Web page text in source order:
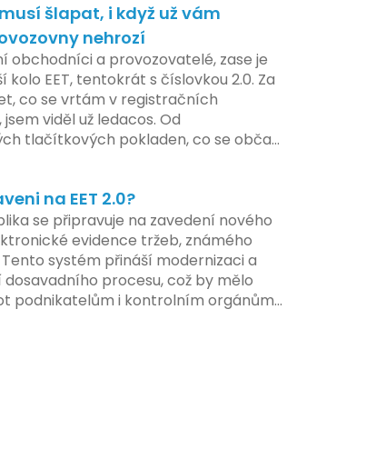
systémů a rozšíření podpory pro
přičemž všechny potřebné
měly být dostupné k testování v
programu. Druhá fáze, plánovaná
následujícího roku, je zaměřena
uživatelů, včetně přípravy
pro zaměstnavatele a účetní
fázi dojde také k oficiálnímu spuštění
plánovaná na druhé pololetí roku
kompletní integraci systému EET 2.0
prodejců zapojit se do
včetně zvýšeného dohledu nad
pravidel.
šlapat, i když už vám
nehrozí
obchodníci a provozovatelé, zase je
kolo EET, tentokrát s číslovkou 2.0. Za
co se vrtám v registračních
viděl už ledacos. Od
tlačítkových pokladen, co se občas
mění, ale základní pravidlo zůstává –
šlapat jako hodinky. Jinak jsou
na EET 2.0?
se připravuje na zavedení nového
evidence tržeb, známého
Tento systém přináší modernizaci a
procesu, což by mělo
podnikatelům i kontrolním orgánům.